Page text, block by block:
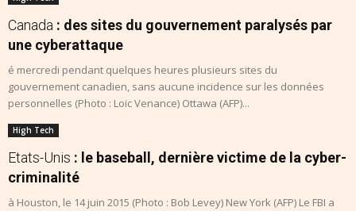
Canada : des sites du gouvernement paralysés par
une cyberattaque
é mercredi pendant quelques heures plusieurs sites du
gouvernement canadien, sans aucune incidence sur les données
personnelles (Photo : Loic Venance) Ottawa (AFP)...
High Tech
Etats-Unis : le baseball, dernière victime de la cyber-
criminalité
à Houston, le 14 juin 2015 (Photo : Bob Levey) New York (AFP) Le FBI a